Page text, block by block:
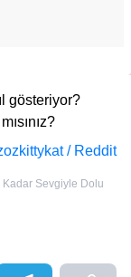
gösteriyor?
/ Reddit
Kadar Sevgiyle Dolu